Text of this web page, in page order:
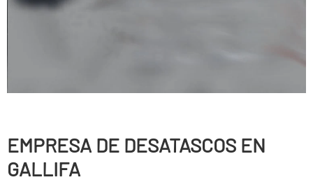
EMPRESA DE DESATASCOS EN
GALLIFA